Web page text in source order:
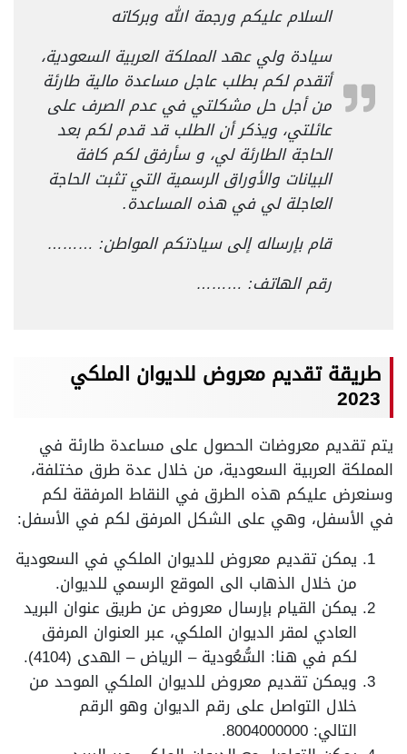
السلام عليكم ورجمة الله وبركاته
سيادة ولي عهد المملكة العربية السعودية،
أتقدم لكم بطلب عاجل مساعدة مالية طارئة
من أجل حل مشكلتي في عدم الصرف على
عائلتي، ويذكر أن الطلب قد قدم لكم بعد
الحاجة الطارئة لي، و سأرفق لكم كافة
البيانات والأوراق الرسمية التي تثبت الحاجة
العاجلة لي في هذه المساعدة.
قام بإرساله إلى سيادتكم المواطن: ………
رقم الهاتف: ………
طريقة تقديم معروض للديوان الملكي
2023
يتم تقديم معروضات الحصول على مساعدة طارئة في
المملكة العربية السعودية، من خلال عدة طرق مختلفة،
وسنعرض عليكم هذه الطرق في النقاط المرفقة لكم
في الأسفل، وهي على الشكل المرفق لكم في الأسفل:
يمكن تقديم معروض للديوان الملكي في السعودية
من خلال الذهاب الى الموقع الرسمي للديوان.
يمكن القيام بإرسال معروض عن طريق عنوان البريد
العادي لمقر الديوان الملكي، عبر العنوان المرفق
لكم في هنا: السُّعُودية – الرياض – الهدى (4104).
ويمكن تقديم معروض للديوان الملكي الموحد من
خلال التواصل على رقم الديوان وهو الرقم
التالي: 8004000000.